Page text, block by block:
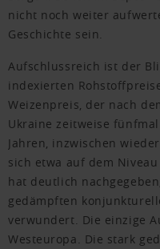
nicht noch weiter
Geschichte sein.
Aufschlussreich ist der
indexierten
Weizenpreis, der nach
Ukraine zeitweise
Jahren, inzwischen
sich etwa auf dem
hat deutlich
gedämpften
verwundert. Die einzige
Westeuropa. Die stark